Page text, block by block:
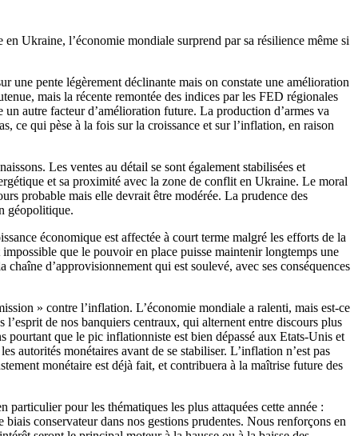
Ukraine, l’économie mondiale surprend par sa résilience même si
une pente légèrement déclinante mais on constate une amélioration
mais la récente remontée des indices par les FED régionales
autre facteur d’amélioration future. La production d’armes va
ce qui pèse à la fois sur la croissance et sur l’inflation, en raison
Les ventes au détail se sont également stabilisées et
et sa proximité avec la zone de conflit en Ukraine. Le moral
probable mais elle devrait être modérée. La prudence des
géopolitique.
économique est affectée à court terme malgré les efforts de la
que le pouvoir en place puisse maintenir longtemps une
d’approvisionnement qui est soulevé, avec ses conséquences
» contre l’inflation. L’économie mondiale a ralenti, mais est-ce
de nos banquiers centraux, qui alternent entre discours plus
pourtant que le pic inflationniste est bien dépassé aux Etats-Unis et
autorités monétaires avant de se stabiliser. L’inflation n’est pas
monétaire est déjà fait, et contribuera à la maîtrise future des
pour les thématiques les plus attaquées cette année :
conservateur dans nos gestions prudentes. Nous renforçons en